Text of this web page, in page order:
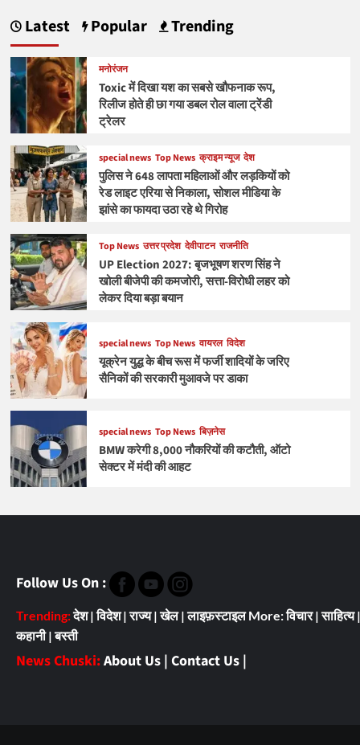
Latest Popular Trending
मनोरंजन
Toxic में दिखा यश का सबसे खौफनाक रूप,
रिलीज होते ही छा गया डबल रोल वाला ट्रेंडी
ट्रेलर
special news Top News क्राइम न्यूज देश
पुलिस ने 648 लापता महिलाओं और लड़कियों को
रेड लाइट एरिया से निकाला, सोशल मीडिया के
झांसे का फायदा उठा रहे थे गिरोह
Top News उत्तर प्रदेश देवीपाटन राजनीति
UP Election 2027: बृजभूषण शरण सिंह ने
खोली बीजेपी की कमजोरी, सत्ता-विरोधी लहर को
लेकर दिया बड़ा बयान
special news Top News वायरल विदेश
यूक्रेन युद्ध के बीच रूस में फर्जी शादियों के जरिए
सैनिकों की सरकारी मुआवजे पर डाका
special news Top News बिज़नेस
BMW करेगी 8,000 नौकरियों की कटौती, ऑटो
सेक्टर में मंदी की आहट
Follow Us On :
Trending:देश|विदेश|राज्य|खेल|लाइफ़स्टाइल More:विचार|साहित्य|
कहानी|बस्ती
News Chuski:About Us | Contact Us |